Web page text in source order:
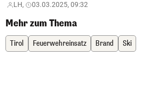
LH, 03.03.2025, 09:32
Mehr zum Thema
Tirol Feuerwehreinsatz Brand Ski